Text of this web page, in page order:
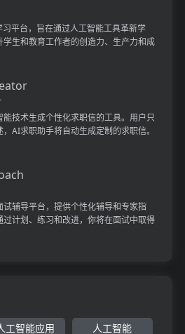
平台，旨在通过人工智能工具革新学
生和教育工作者的创造力、生产力和成
技术生成个性化求职信的工具。用户只
AI求职助手将自动生成定制的求职信。
辅导平台，提供个性化辅导和专家指
计划、练习和改进，你将在面试中取得
工智能应用 人工智能